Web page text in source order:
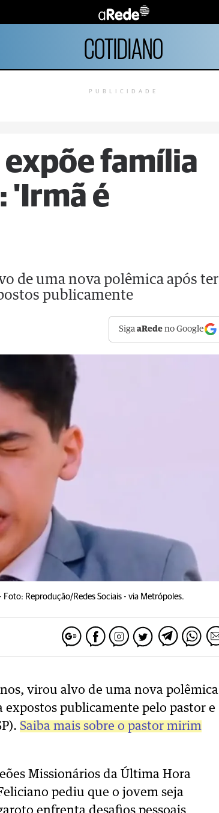
COTIDIANO
PUBLICIDADE
expõe família
'Irmã é
de uma nova polêmica após ter
publicamente
SigaaRede no Google
Foto: Reprodução/Redes Sociais - via Metrópoles.
virou alvo de uma nova polêmica
publicamente pelo pastor e
Saiba mais sobre o pastor mirim
Missionários da Última Hora
pediu que o jovem seja
enfrenta desafios pessoais